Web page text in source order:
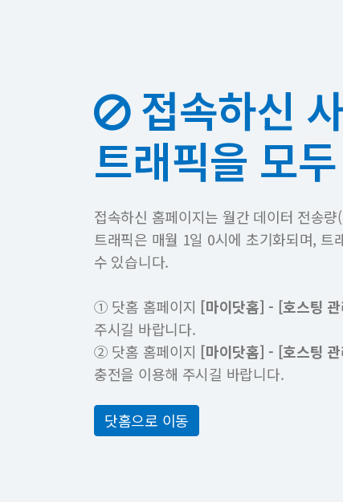
접속하신
트래픽을 모
접속하신 홈페이지는 월간 데이터 전송
트래픽은 매월 1일 0시에 초기화되며, 트
수 있습니다.
① 닷홈 홈페이지 [마이닷홈] - [호스팅
주시길 바랍니다.
② 닷홈 홈페이지 [마이닷홈] - [호스팅
충전을 이용해 주시길 바랍니다.
닷홈으로 이동